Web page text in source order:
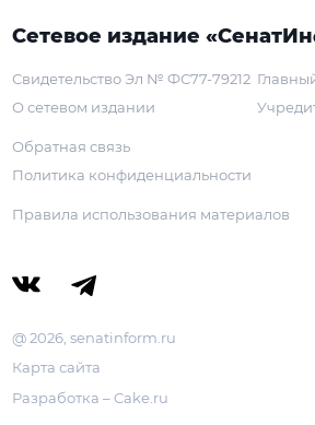
Сетевое издание
Свидетельство Эл № ФС77-79212
О сетевом издании
Обратная связь
Политика конфиденциальности
Правила использования материалов
@ 2026, senatinform.ru
Карта сайта
Разработка – Cake.ru